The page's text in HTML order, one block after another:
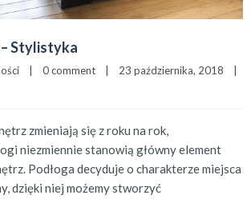
Stylistyka
0 comment 23 października, 2018
zmieniają się z roku na rok,
niezmiennie stanowią główny element
Podłoga decyduje o charakterze miejsca
dzięki niej możemy stworzyć